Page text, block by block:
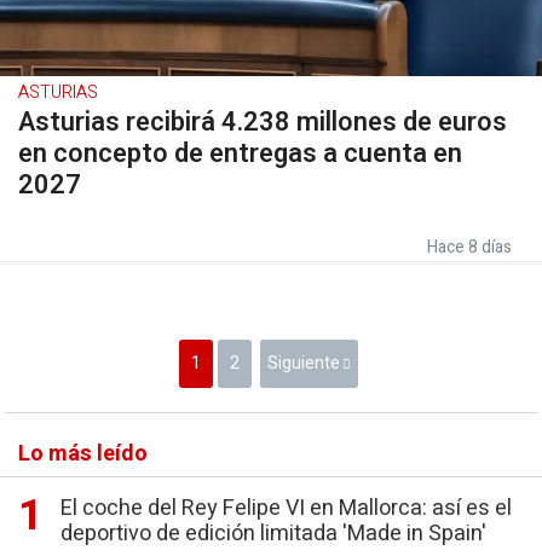
ASTURIAS
Asturias recibirá 4.238 millones de euros
en concepto de entregas a cuenta en
2027
Hace 8 días
1 2 Siguiente
Lo más leído
El coche del Rey Felipe VI en Mallorca: así es el
deportivo de edición limitada 'Made in Spain'